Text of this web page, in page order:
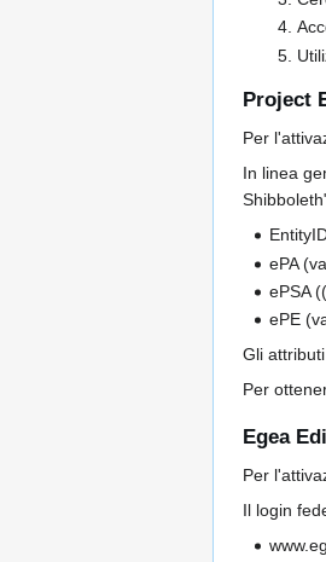
Project
Per
In linea
ePA
ePSA
ePE
Gli
Per
Egea
Per
Il login